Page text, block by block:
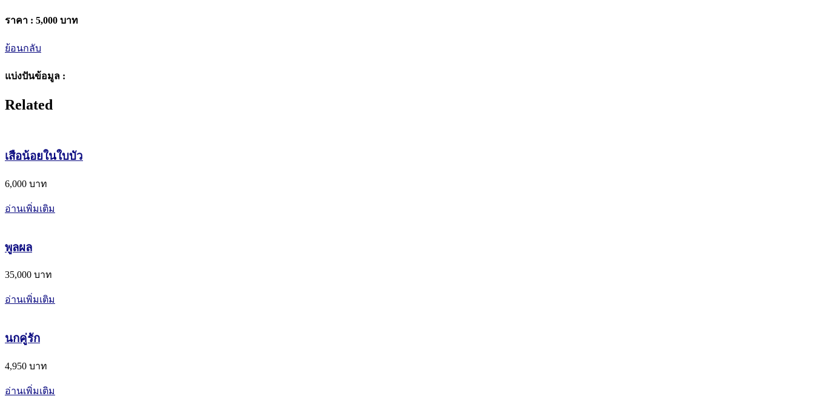
ราคา : 5,000 บาท
ย้อนกลับ
แบ่งปันข้อมูล :
Related
เสือน้อยในใบบัว
6,000 บาท
อ่านเพิ่มเติม
พูลผล
35,000 บาท
อ่านเพิ่มเติม
นกคู่รัก
4,950 บาท
อ่านเพิ่มเติม